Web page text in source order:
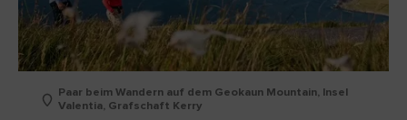
Paar beim Wandern auf dem Geokaun Mountain, Insel
Valentia, Grafschaft Kerry